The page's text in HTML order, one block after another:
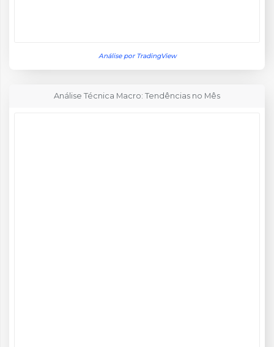
Análise por TradingView
Análise Técnica Macro: Tendências no Mês